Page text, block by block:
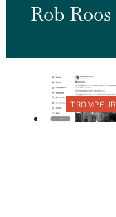
Rob Roos
TROMPEUR